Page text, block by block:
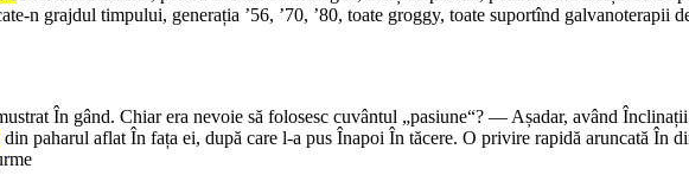
n grajdul timpului, generația ’56, ’70, ’80, toate groggy, toate suportînd galvanoterapii
În gând. Chiar era nevoie să folosesc cuvântul „pasiune“? — Așadar, având
din paharul aflat În fața ei, după care l-a pus Înapoi În tăcere. O privire rapidă aruncată În